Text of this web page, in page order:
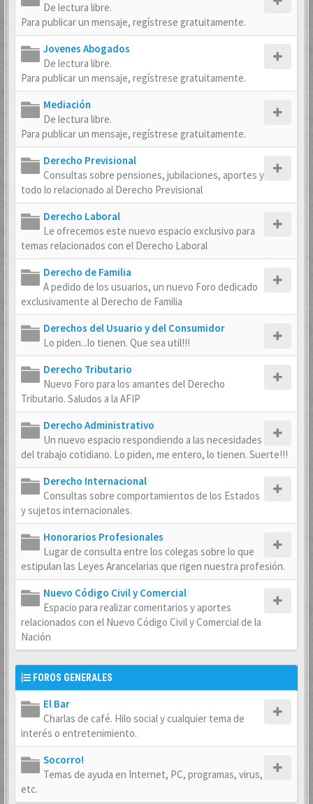
De lectura libre.
Para publicar un mensaje, regístrese gratuitamente.
Jovenes Abogados
De lectura libre.
Para publicar un mensaje, regístrese gratuitamente.
Mediación
De lectura libre.
Para publicar un mensaje, regístrese gratuitamente.
Derecho Previsional
Consultas sobre pensiones, jubilaciones, aportes y
todo lo relacionado al Derecho Previsional
Derecho Laboral
Le ofrecemos este nuevo espacio exclusivo para
temas relacionados con el Derecho Laboral
Derecho de Familia
A pedido de los usuarios, un nuevo Foro dedicado
exclusivamente al Derecho de Familia
Derechos del Usuario y del Consumidor
Lo piden...lo tienen. Que sea util!!!
Derecho Tributario
Nuevo Foro para los amantes del Derecho
Tributario. Saludos a la AFIP
Derecho Administrativo
Un nuevo espacio respondiendo a las necesidades
del trabajo cotidiano. Lo piden, me entero, lo tienen. Suerte!!!
Derecho Internacional
Consultas sobre comportamientos de los Estados
y sujetos internacionales.
Honorarios Profesionales
Lugar de consulta entre los colegas sobre lo que
estipulan las Leyes Arancelarias que rigen nuestra profesión.
Nuevo Código Civil y Comercial
Espacio para realizar comentarios y aportes
relacionados con el Nuevo Código Civil y Comercial de la
Nación
FOROS GENERALES
El Bar
Charlas de café. Hilo social y cualquier tema de
interés o entretenimiento.
Socorro!
Temas de ayuda en Internet, PC, programas, virus,
etc.